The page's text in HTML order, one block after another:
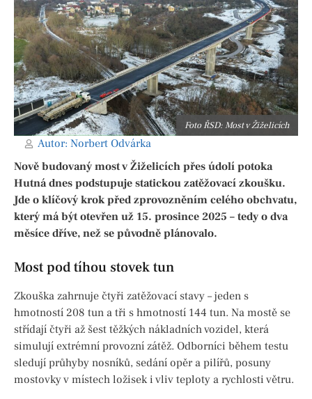
Foto ŘSD: Most v Žiželicích
Autor: Norbert Odvárka
Nově budovaný most v Žiželicích přes údolí potoka
Hutná dnes podstupuje statickou zatěžovací zkoušku.
Jde o klíčový krok před zprovozněním celého obchvatu,
který má být otevřen už 15. prosince 2025 – tedy o dva
měsíce dříve, než se původně plánovalo.
Most pod tíhou stovek tun
Zkouška zahrnuje čtyři zatěžovací stavy – jeden s
hmotností 208 tun a tři s hmotností 144 tun. Na mostě se
střídají čtyři až šest těžkých nákladních vozidel, která
simulují extrémní provozní zátěž. Odborníci během testu
sledují průhyby nosníků, sedání opěr a pilířů, posuny
mostovky v místech ložisek i vliv teploty a rychlosti větru.